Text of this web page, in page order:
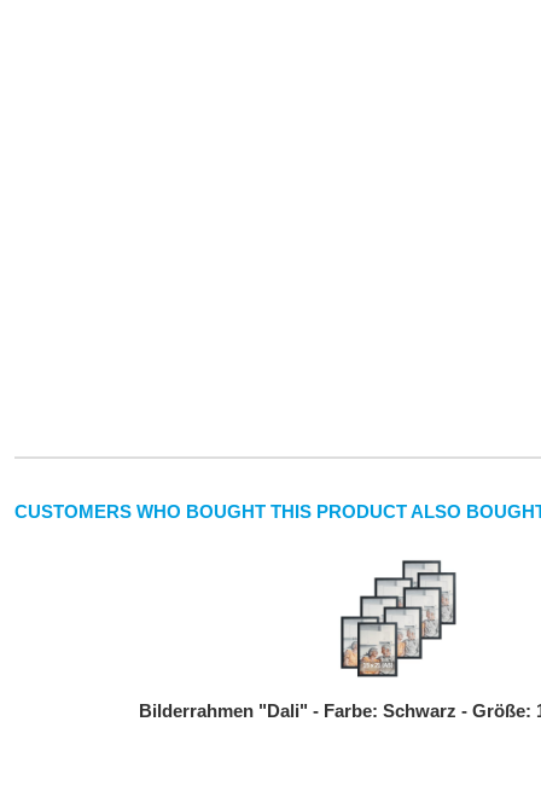
CUSTOMERS WHO BOUGHT THIS PRODUCT ALSO
Bilderrahmen "Dali" - Farbe: Schwarz - Größe: